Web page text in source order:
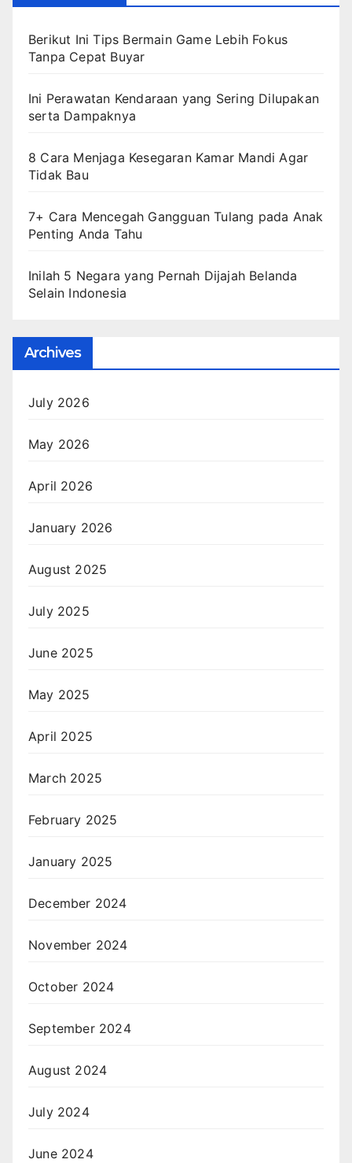
Berikut Ini Tips Bermain Game Lebih Fokus
Tanpa Cepat Buyar
Ini Perawatan Kendaraan yang Sering Dilupakan
serta Dampaknya
8 Cara Menjaga Kesegaran Kamar Mandi Agar
Tidak Bau
7+ Cara Mencegah Gangguan Tulang pada Anak
Penting Anda Tahu
Inilah 5 Negara yang Pernah Dijajah Belanda
Selain Indonesia
Archives
July 2026
May 2026
April 2026
January 2026
August 2025
July 2025
June 2025
May 2025
April 2025
March 2025
February 2025
January 2025
December 2024
November 2024
October 2024
September 2024
August 2024
July 2024
June 2024